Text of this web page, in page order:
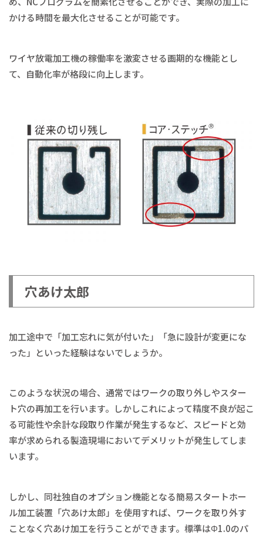
かける時間を最大化させることが可能です。
ワイヤ放電加工機の稼働率を激変させる画期的な機能とし
て、自動化率が格段に向上します。
穴あけ太郎
加工途中で「加工忘れに気が付いた」「急に設計が変更にな
った」といった経験はないでしょうか。
このような状況の場合、通常ではワークの取り外しやスター
ト穴の再加工を行います。しかしこれによって精度不良が起こ
る可能性や余計な段取り作業が発生するなど、スピードと効
率が求められる製造現場においてデメリットが発生してしま
います。
しかし、同社独自のオプション機能となる簡易スタートホー
ル加工装置「穴あけ太郎」を使用すれば、ワークを取り外す
ことなく穴あけ加工を行うことができます。標準はΦ1.0のパ